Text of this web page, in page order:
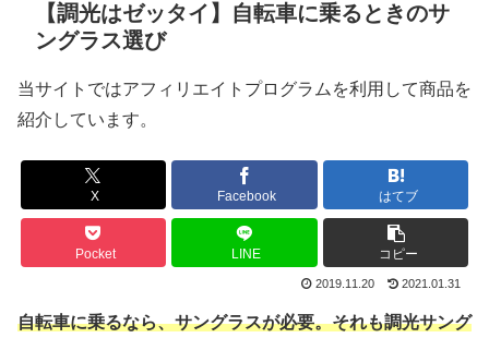
【調光はゼッタイ】自転車に乗るときのサ
ングラス選び
当サイトではアフィリエイトプログラムを利用して商品を
紹介しています。
X Facebook はてブ
Pocket LINE コピー
2019.11.20 2021.01.31
自転車に乗るなら、サングラスが必要。それも調光サング